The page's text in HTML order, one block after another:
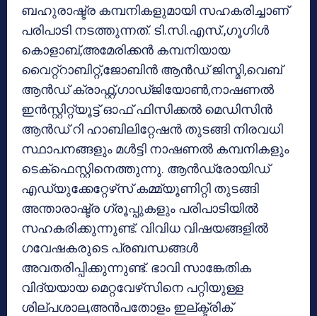
ബഹുരാഷ്ട്ര കമ്പനികളുമായി സഹകരിച്ചാണ്
പരിപാടി നടത്തുന്നത്. ടി.സി.എസ്.,ഗൂഗിള്‍
കൊളാബ്,അമേരിക്കന്‍ കമ്പനിയായ
വൈറ്റ്‌റാബിറ്റ്,ജോബിന്‍ ആന്‍ഡ് ജിസ്മി,വെബ്
ആന്‍ഡ് ക്രാഫ്റ്റ്,ഗാഡ്ജിയോണ്‍,നാഷണല്‍
ഇന്‍സ്റ്റിറ്റ്യൂട്ട് ഓഫ് ഫിസിക്കല്‍ മെഡിസിന്‍
ആന്‍ഡ് റി ഹാബിലിറ്റേഷന്‍ തുടങ്ങി നിരവധി
സ്ഥാപനങ്ങളും മള്‍ട്ടി നാഷണല്‍ കമ്പനികളും
ടെക്‌ഫെസ്റ്റിനെത്തുന്നു. ആന്‍ഡ്രോയിഡ്
എഡ്യുക്കേറ്റേഴ്‌സ് കമ്മ്യൂണിറ്റി തുടങ്ങി
അന്താരാഷ്ട്ര ഗ്രൂപ്പുകളും പരിപാടിയില്‍
സഹകരിക്കുന്നുണ്ട്. വിവിധ വിഷയങ്ങളില്‍
ഗവേഷകരുടെ പ്രബന്ധങ്ങള്‍
അവതരിപ്പിക്കുന്നുണ്ട്. ഭാവി സാങ്കേതിക
വിദ്യയായ മെറ്റവേഴ്‌സിനെ പറ്റിയുള്ള
ശില്പശാല,അന്‍പതോളം ഇല്ക്ട്രിക്